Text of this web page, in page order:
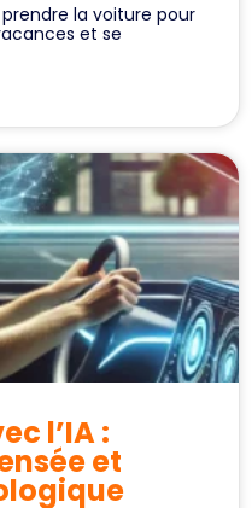
la voiture pour
et se
l’IA :
et